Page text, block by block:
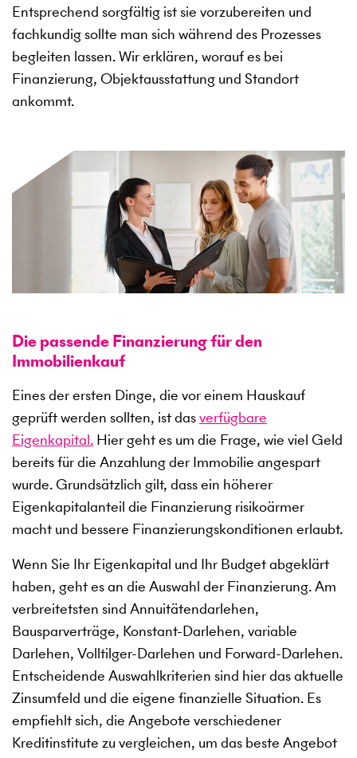
Entsprechend sorgfältig ist sie vorzubereiten und
fachkundig sollte man sich während des Prozesses
begleiten lassen. Wir erklären, worauf es bei
Finanzierung, Objektausstattung und Standort
ankommt.
Die passende Finanzierung für den
Immobilienkauf
Eines der ersten Dinge, die vor einem Hauskauf
geprüft werden sollten, ist dasverfügbare
Eigenkapital. Hier geht es um die Frage, wie viel Geld
bereits für die Anzahlung der Immobilie angespart
wurde. Grundsätzlich gilt, dass ein höherer
Eigenkapitalanteil die Finanzierung risikoärmer
macht und bessere Finanzierungskonditionen erlaubt.
Wenn Sie Ihr Eigenkapital und Ihr Budget abgeklärt
haben, geht es an die Auswahl der Finanzierung. Am
verbreitetsten sind Annuitätendarlehen,
Bausparverträge, Konstant-Darlehen, variable
Darlehen, Volltilger-Darlehen und Forward-Darlehen.
Entscheidende Auswahlkriterien sind hier das aktuelle
Zinsumfeld und die eigene finanzielle Situation. Es
empfiehlt sich, die Angebote verschiedener
Kreditinstitute zu vergleichen, um das beste Angebot